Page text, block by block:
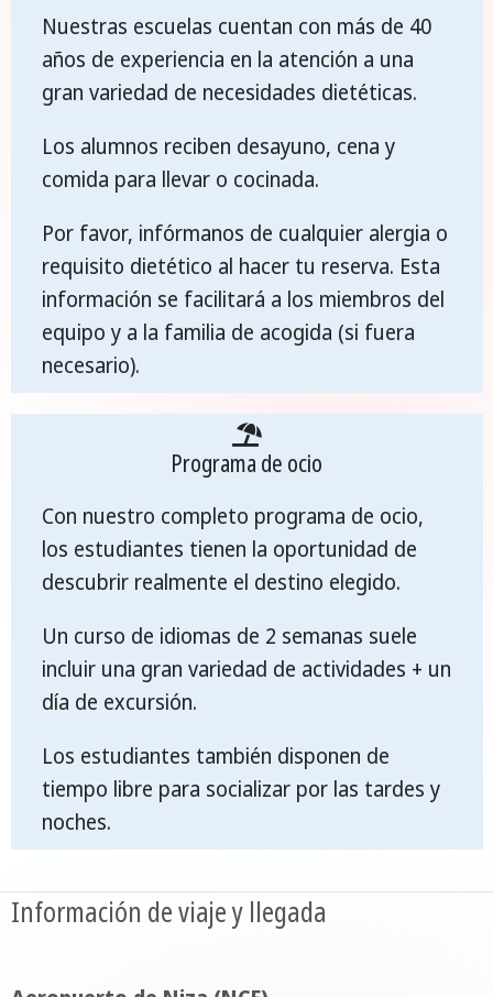
Nuestras escuelas cuentan con más de 40
años de experiencia en la atención a una
gran variedad de necesidades dietéticas.
Los alumnos reciben desayuno, cena y
comida para llevar o cocinada.
Por favor, infórmanos de cualquier alergia o
requisito dietético al hacer tu reserva. Esta
información se facilitará a los miembros del
equipo y a la familia de acogida (si fuera
necesario).
Programa de ocio
Con nuestro completo programa de ocio,
los estudiantes tienen la oportunidad de
descubrir realmente el destino elegido.
Un curso de idiomas de 2 semanas suele
incluir una gran variedad de actividades + un
día de excursión.
Los estudiantes también disponen de
tiempo libre para socializar por las tardes y
noches.
Información de viaje y llegada